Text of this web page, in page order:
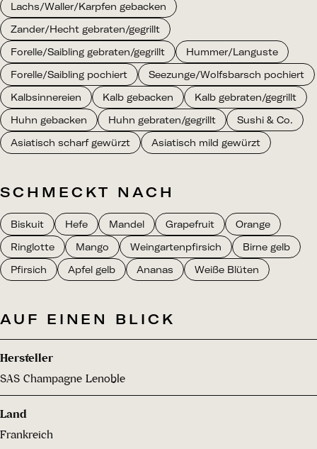
Lachs/Waller/Karpfen gebacken
Zander/Hecht gebraten/gegrillt
Forelle/Saibling gebraten/gegrillt
Hummer/Languste
Forelle/Saibling pochiert
Seezunge/Wolfsbarsch pochiert
Kalbsinnereien
Kalb gebacken
Kalb gebraten/gegrillt
Huhn gebacken
Huhn gebraten/gegrillt
Sushi & Co.
Asiatisch scharf gewürzt
Asiatisch mild gewürzt
SCHMECKT NACH
Biskuit Hefe Mandel Grapefruit
Orange
Ringlotte
Mango Weingartenpfirsich
Birne gelb
Pfirsich
Apfel gelb Ananas Weiße Blüten
AUF EINEN BLICK
Hersteller
SAS Champagne Lenoble
Land
Frankreich